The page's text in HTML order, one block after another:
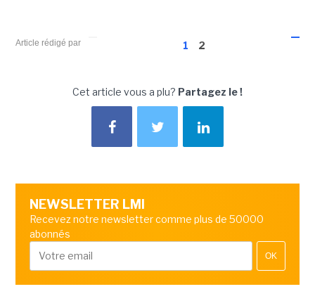
1 2
Article rédigé par
Cet article vous a plu? Partagez le !
NEWSLETTER LMI
Recevez notre newsletter comme plus de 50000
abonnés
OK